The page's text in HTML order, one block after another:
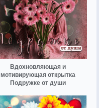
Вдохновляющая и
мотивирующая открытка
Подружке от души